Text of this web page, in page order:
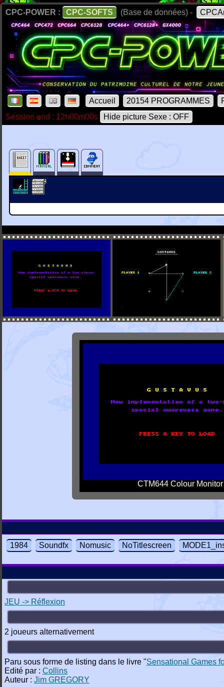
CPC-POWER : CPC-SOFTS (Base de données) -
Accueil 20154 PROGRAMMES
Session end : 12h00m00s
Hide picture Sexe : OFF
CTM644 Colour Monitor
1984 Soundfx Nomusic NoTitlescreen
JEU -> Réflexion
2 joueurs alternativement
Paru sous forme de listing dans le livre "Sensational Games
Edité par : Collins
Auteur : Jim GREGORY